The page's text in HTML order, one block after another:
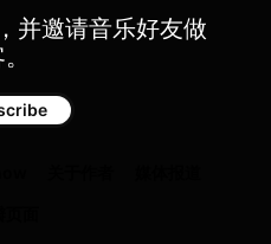
并邀请音乐好友做